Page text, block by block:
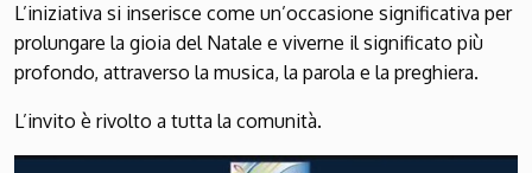
L’iniziativa si inserisce come un’occasione significativa per
prolungare la gioia del Natale e viverne il significato più
profondo, attraverso la musica, la parola e la preghiera.
L’invito è rivolto a tutta la comunità.